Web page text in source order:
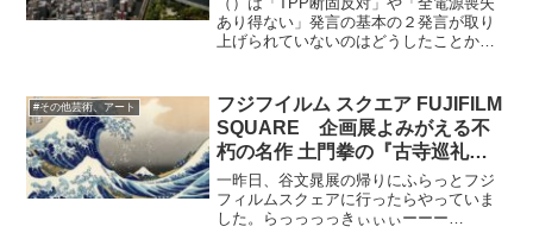
あり得ない」発言の基本の２発言が取り
上げられていないのはどうしたことか。
て、ファクトチェック中の「してみまし
た」の領分にもまだ踏み込ん...
#その他芸術、アート
フジフイルム スクエア FUJIFILM
SQUARE 企画展よみがえる不
朽の名作 土門拳の『古寺巡礼』
第二部：『古寺巡礼』－浄土と禅
宗世界への憧れ－平安後期から桃
山 その３
一昨日、谷文晁展の帰りにふらっとフジ
フィルムスクェアに行ったらやっていま
した。らっっっっきぃぃぃーーー